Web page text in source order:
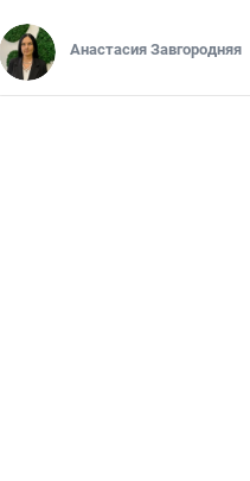
Анастасия Завгородняя